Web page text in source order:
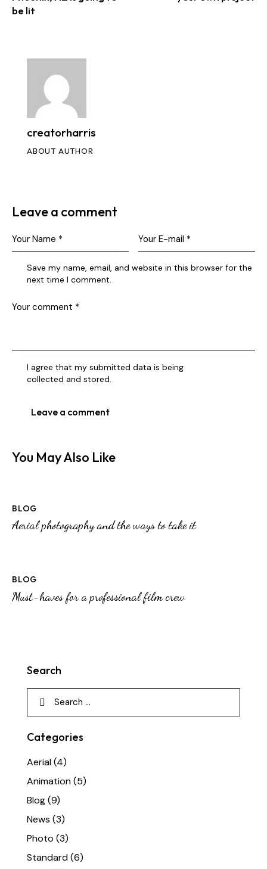
be lit
creatorharris
ABOUT AUTHOR
Leave a comment
Save my name, email, and website in this browser for the
next time I comment.
I agree that my submitted data is being
collected and stored.
You May Also Like
BLOG
Aerial photography and the ways to take it
BLOG
Must-haves for a professional film crew
Search
Categories
Aerial(4)
Animation(5)
Blog(9)
News (3)
Photo (3)
Standard(6)